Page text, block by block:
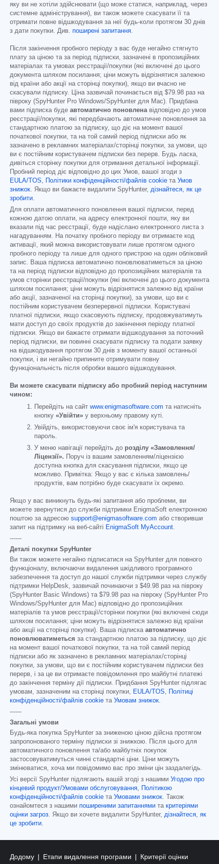
яку ви не хотіли здійснювати (що може статися, наприклад, через
системне адміністрування), ви також можете скасувати її та
отримати повне відшкодування за неї будь-коли протягом 30 днів
з дати покупки. Див. поширені запитання.
Після закінчення пробного періоду з вас буде негайно стягнуто
плату за ціною та за період підписки, зазначені в пропозиційних
матеріалах та умовах реєстрації/покупки (які включені до цього
документа шляхом посилання; ціни можуть відрізнятися залежно
від країни або акції на сторінці покупки), якщо ви вчасно не
скасували підписку. Ціна зазвичай починається від $79.98 раз на
півроку (SpyHunter Pro Windows/SpyHunter для Mac). Придбана
вами підписка буде автоматично поновленавідповідно до умов
реєстрації/покупки, які передбачають автоматичне поновлення за
стандартною платою за підписку, що діє на момент вашої
початкової покупки, та на той самий період підписки або як
зазначено в рекламних матеріалах/сторінці покупки, за умови, що
ви є постійним користувачем підписки без перерв. Будь ласка,
дивіться сторінку покупки для отримання детальної інформації.
Пробний період діє відповідно до цих Умов, вашої згоди з
EULA/TOS, Політики конфіденційності/файлів cookie та Умов
знижок. Якщо ви бажаєте видалити SpyHunter, дізнайтеся, як це
зробити.
Для оплати автоматичного поновлення вашої підписки, перед
кожною датою оплати, на адресу електронної пошти, яку ви
вказали під час реєстрації, буде надіслано електронного листа з
нагадуванням. На початку пробного періоду ви отримаєте код
активації, який можна використовувати лише протягом одного
пробного періоду та лише для одного пристрою на один обліковий
запис. Ваша підписка автоматично поновлюватиметься за ціною
та на період підписки відповідно до пропозиційних матеріалів та
умов сторінки реєстрації/покупки (які включені до цього документа
шляхом посилання; ціни можуть відрізнятися залежно від країни
або акції, зазначеної на сторінці покупки), за умови, що ви є
постійним користувачем безперервної підписки. Користувачі
платної підписки, якщо скасовують підписку, продовжуватимуть
мати доступ до своїх продуктів до закінчення періоду платної
підписки. Якщо ви бажаєте отримати відшкодування за поточний
період підписки, ви повинні скасувати підписку та подати заявку
на відшкодування протягом 30 днів з моменту вашої останньої
покупки, і ви негайно припините отримувати повну
функціональність після обробки вашого відшкодування.
Ви можете скасувати підписку або пробний період наступним
чином:
Перейдіть на сайт www.enigmasoftware.com та натисніть
кнопку «Увійти» у верхньому правому куті.
Увійдіть, використовуючи своє ім'я користувача та
пароль.
У меню навігації перейдіть до розділу «Замовлення/
Ліцензії». Поруч із вашим замовленням/ліцензією
доступна кнопка для скасування підписки, якщо це
можливо. Примітка: Якщо у вас є кілька замовлень/
продуктів, вам потрібно буде скасувати їх окремо.
Якщо у вас виникнуть будь-які запитання або проблеми, ви
можете звернутися до служби підтримки EnigmaSoft електронною
поштою за адресою support@enigmasoftware.com або створивши
запит на підтримку на веб-сайті EnigmaSoft MyAccount.
------
Деталі покупки SpyHunter
Ви також можете негайно підписатися на SpyHunter для повного
функціоналу, включаючи видалення шкідливого програмного
забезпечення та доступ до нашої служби підтримки через службу
підтримки HelpDesk, зазвичай починаючи з $49.98 раз на півроку
(SpyHunter Basic Windows) та $79.98 раз на півроку (SpyHunter Pro
Windows/SpyHunter для Mac) відповідно до пропозиційних
матеріалів та умов реєстрації/сторінки покупки (які включені сюди
шляхом посилання; ціни можуть відрізнятися залежно від країни
або акції на сторінці покупки). Ваша підписка автоматично
поновлюватиметься за стандартною платою за підписку, що діє
на момент вашої початкової покупки, та на той самий період
підписки або як зазначено в рекламних матеріалах/сторінці
покупки, за умови, що ви є постійним користувачем підписки без
перерв, і за це ви отримаєте повідомлення про майбутні платежі
до закінчення терміну дії підписки. Придбання SpyHunter підлягає
умовам, зазначеним на сторінці покупки, EULA/TOS,
Політиці
конфіденційності/файлів cookie та Умовам знижок.
------
Загальні умови
Будь-яка покупка SpyHunter за зниженою ціною дійсна протягом
запропонованого терміну підписки зі знижкою. Після цього для
автоматичного поновлення та/або майбутніх покупок
застосовуватимуться чинні стандартні ціни. Ціни можуть
змінюватися, хоча ми повідомимо вас про зміни цін заздалегідь.
Усі версії SpyHunter підлягають вашій згоді з нашими Угодою про
кінцевий продукт/Умовами обслуговування,
Політикою
конфіденційності/файлів cookie та Умовами знижок. Також
ознайомтеся з нашими поширеними запитаннями та критеріями
оцінки загроз. Якщо ви хочете видалити SpyHunter, дізнайтеся, як
це зробити.
Додому Етапи видалення програми Критерії оцінки